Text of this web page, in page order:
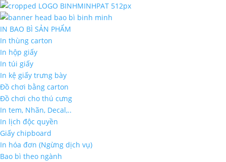
IN BAO BÌ SẢN PHẨM
In thùng carton
In hộp giấy
In túi giấy
In kệ giấy trưng bày
Đồ chơi bằng carton
Đồ chơi cho thú cưng
In tem, Nhãn, Decal,..
In lịch độc quyền
Giấy chipboard
In hóa đơn (Ngừng dịch vụ)
Bao bì theo ngành